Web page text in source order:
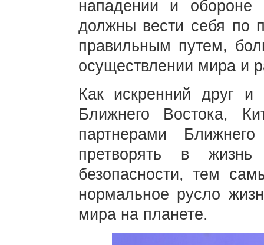
нападении и обороне
должны вести себя по
правильным путем,
осуществлении мира и
Как искренний друг и
Ближнего Востока,
партнерами
претворять в жизнь
безопасности, тем
нормальное русло
мира на планете.